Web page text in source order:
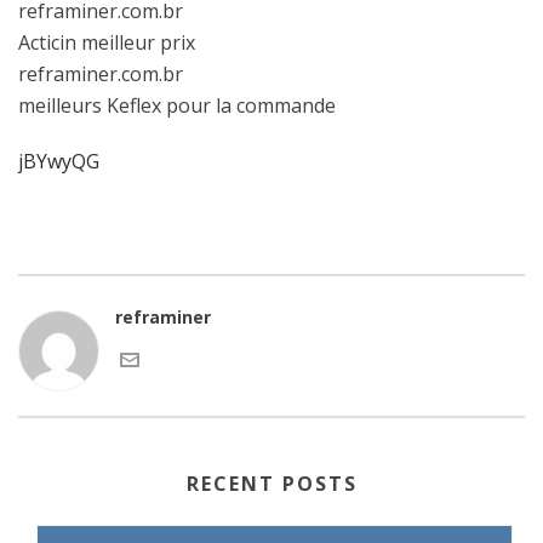
reframiner.com.br
Acticin meilleur prix
reframiner.com.br
meilleurs Keflex pour la commande
jBYwyQG
reframiner
RECENT POSTS